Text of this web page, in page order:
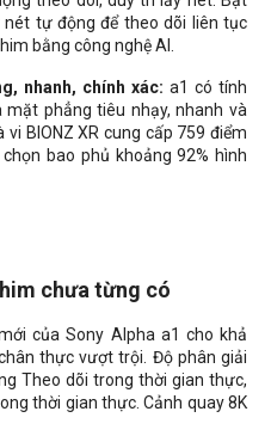
tự động để theo dõi liên tục
bằng công nghệ AI.
nhanh, chính xác: a1 có tính
phẳng tiêu nhạy, nhanh và
BIONZ XR cung cấp 759 điểm
bao phủ khoảng 92% hình
chưa từng có
của Sony Alpha a1 cho khả
thực vượt trội. Độ phân giải
Theo dõi trong thời gian thực,
thời gian thực. Cảnh quay 8K